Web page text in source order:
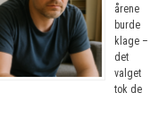
årene
burde
klage –
det
valget
tok de